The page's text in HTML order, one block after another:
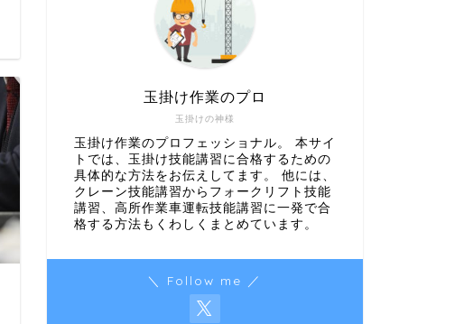
玉掛けの神様
玉掛け作業のプロ
玉掛け作業のプロフェッショナル。 本サイ
トでは、玉掛け技能講習に合格するための
具体的な方法をお伝えしてます。 他には、
クレーン技能講習からフォークリフト技能
講習、高所作業車運転技能講習に一発で合
格する方法もくわしくまとめています。
＼ Follow me ／